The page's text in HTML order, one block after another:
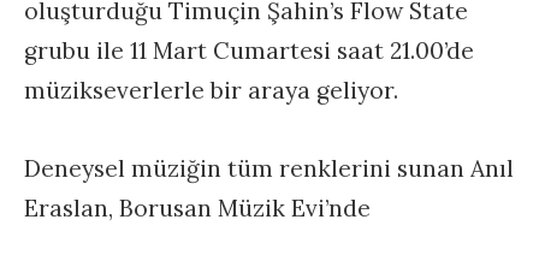
oluşturduğu Timuçin Şahin’s Flow State
grubu ile 11 Mart Cumartesi saat 21.00’de
müzikseverlerle bir araya geliyor.
Deneysel müziğin tüm renklerini sunan Anıl
Eraslan, Borusan Müzik Evi’nde